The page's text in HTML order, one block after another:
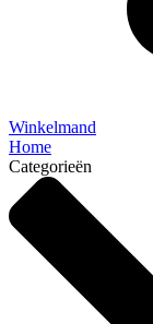
Winkelmand
Home
Categorieën